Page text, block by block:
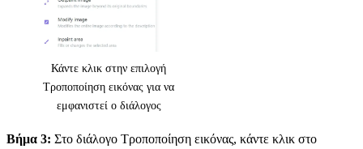
Κάντε κλικ στην επιλογή
Τροποποίηση εικόνας για να
εμφανιστεί ο διάλογος
Βήμα 3: Στο διάλογο Τροποποίηση εικόνας, κάντε κλικ στο